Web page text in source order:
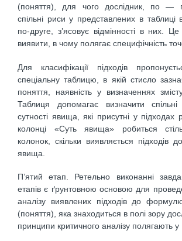
(поняття), для чого дослідник, по —
спільні риси у представлених в таблиці
по-друге, з’ясовує відмінності в них.
виявити, в чому полягає специфічність
Для класифікації підходів
спеціальну таблицю, в якій стисло
поняття, наявність у визначеннях
Таблиця допомагає визначити спільні
сутності явища, які присутні у підходах
колонці «Суть явища» робиться
колонок, скільки виявляється підходів
явища.
П’ятий етап. Ретельно виконанні
етапів є ґрунтовною основою для
аналізу виявлених підходів до
(поняття), яка знаходиться в полі зору
принципи критичного аналізу полягають у